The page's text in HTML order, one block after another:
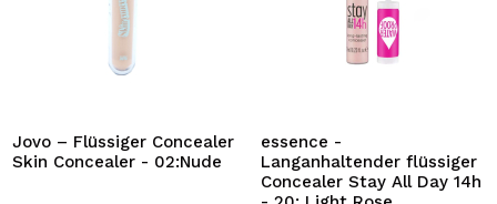
Jovo – Flüssiger Concealer
Skin Concealer - 02:Nude
essence -
Langanhaltender flüssiger
Concealer Stay All Day 14h